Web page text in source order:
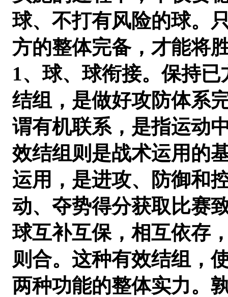
球、不打有风险的球。
方的整体完备，才能将
1、球、球衔接。保持
结组，是做好攻防体系
谓有机联系，是指运动
效结组则是战术运用的
运用，是进攻、防御和
动、夺势得分获取比赛
球互补互保，相互依存
则合。这种有效结组，
两种功能的整体实力。